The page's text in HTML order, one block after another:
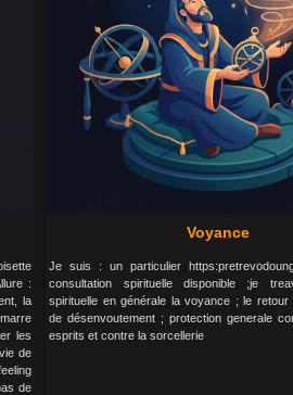
:
la
les
de
de
Voyance
Je suis : un particulier
consultation spirituelle disponible ;je
spirituelle en générale la voyance ; le retour
de désenvoutement ; protection generale
esprits et contre la sorcellerie